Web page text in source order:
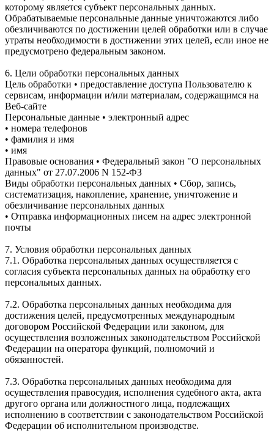
которому является субъект персональных данных.
Обрабатываемые персональные данные уничтожаются либо
обезличиваются по достижении целей обработки или в случае
утраты необходимости в достижении этих целей, если иное не
предусмотрено федеральным законом.
6. Цели обработки персональных данных
Цель обработки • предоставление доступа Пользователю к
сервисам, информации и/или материалам, содержащимся на
Веб-сайте
Персональные данные • электронный адрес
• номера телефонов
• фамилия и имя
• имя
Правовые основания • Федеральный закон "О персональных
данных" от 27.07.2006 N 152-ФЗ
Виды обработки персональных данных • Сбор, запись,
систематизация, накопление, хранение, уничтожение и
обезличивание персональных данных
• Отправка информационных писем на адрес электронной
почты
7. Условия обработки персональных данных
7.1. Обработка персональных данных осуществляется с
согласия субъекта персональных данных на обработку его
персональных данных.
7.2. Обработка персональных данных необходима для
достижения целей, предусмотренных международным
договором Российской Федерации или законом, для
осуществления возложенных законодательством Российской
Федерации на оператора функций, полномочий и
обязанностей.
7.3. Обработка персональных данных необходима для
осуществления правосудия, исполнения судебного акта, акта
другого органа или должностного лица, подлежащих
исполнению в соответствии с законодательством Российской
Федерации об исполнительном производстве.